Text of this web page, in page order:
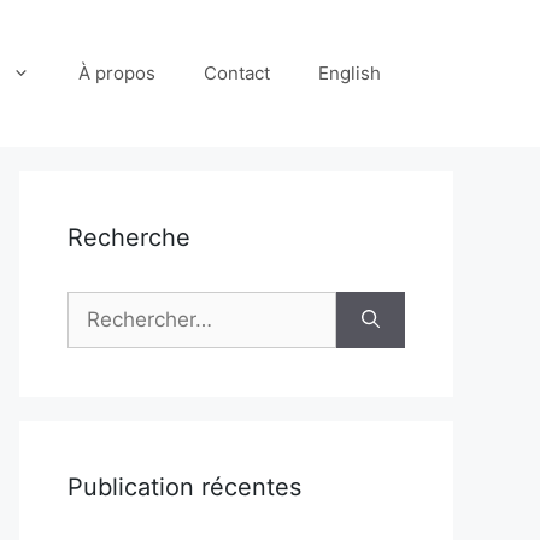
À propos Contact English
Recherche
Publication récentes